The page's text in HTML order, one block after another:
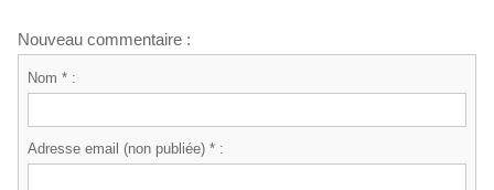
Nouveau commentaire :
Nom * :
Adresse email (non publiée) * :